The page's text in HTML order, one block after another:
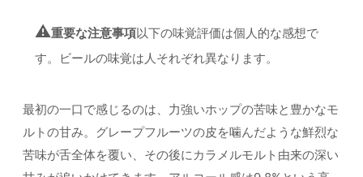
⚠️重要な注意事項以下の味覚評価は個人的な感想で
す。ビールの味覚は人それぞれ異なります。
最初の一口で感じるのは、力強いホップの苦味と豊かなモ
ルトの甘み。グレープフルーツの皮を噛んだような鮮烈な
苦味が舌全体を覆い、その後にカラメルモルト由来の深い